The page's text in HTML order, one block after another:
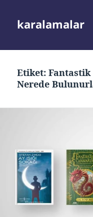
karalamalar
Etiket:
Nerede